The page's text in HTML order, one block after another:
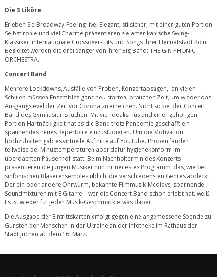
Die 3 Liköre
Erleben Sie Broadway-Feeling live! Elegant, stilsicher, mit einer guten Portion
Selbstironie und viel Charme präsentieren sie amerikanische Swing-
Klassiker, internationale Crossover-Hits und Songs ihrer Heimatstadt Köln.
Begleitet werden die drei Sänger von ihrer Big Band: THE GIN PHONIC
ORCHESTRA.
Concert Band
Mehrere Lockdowns, Ausfälle von Proben, Konzertabsagen,- an vielen
Schulen müssen Ensembles ganz neu starten, brauchen Zeit, um wieder das
Ausgangslevel der Zeit vor Corona zu erreichen. Nicht so bei der Concert
Band des Gymnasiums Jüchen. Mit viel Idealismus und einer gehörigen
Portion Hartnäckigkeit hat es die Band trotz Pandemie geschafft ein
spannendes neues Repertoire einzustudieren. Um die Motivation
hochzuhalten gab es virtuelle Auftritte auf YouTube. Proben fanden
teilweise bei Minustemperaturen aber dafür hygienekonform im
überdachten Pausenhof statt. Beim Nachholtermin des Konzerts
präsentieren die jungen Musiker nun ihr neuestes Programm, das, wie bei
sinfonischen Bläserensembles üblich, die verschiedensten Genres abdeckt.
Der ein oder andere Ohrwurm, bekannte Filmmusik-Medleys, spannende
Soundmixturen mit E-Gitarre – wer die Concert Band schon erlebt hat, weiß:
Es ist wieder für jeden Musik-Geschmack etwas dabei!
Die Ausgabe der Eintrittskarten erfolgt gegen eine angemessene Spende zu
Gunsten der Menschen in der Ukraine an der Infotheke im Rathaus der
Stadt Jüchen ab dem 16. März.